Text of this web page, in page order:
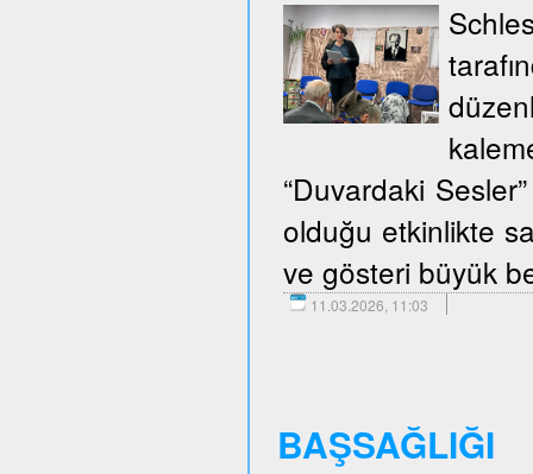
“Duvardaki
olduğu etkinlikte
ve gösteri büyük
11.03.2026, 11:03
BAŞSAĞLIĞI